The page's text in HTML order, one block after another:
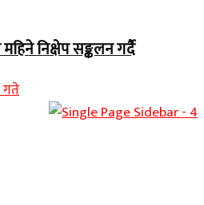
निक्षेप सङ्कलन गर्दै
गते